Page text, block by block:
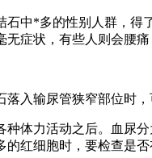
*多的性别人群，得了
症状，有些人则会腰
落入输尿管狭窄部位时
种体力活动之后。血尿
红细胞时，要检查是否